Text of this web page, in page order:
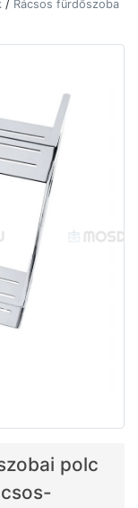
/ Rácsos fürdőszoba
polc